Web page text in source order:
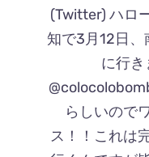
(Twitter) ハロ
知で3月12日
に行き
らしいので
ス！！これは